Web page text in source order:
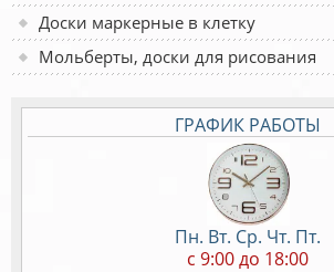
Доски маркерные в клетку
Мольберты, доски для рисования
ГРАФИК РАБОТЫ
Пн. Вт. Ср. Чт. Пт.
c 9:00 до 18:00